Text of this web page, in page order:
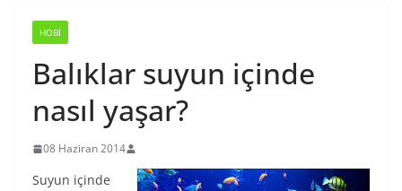
HOBI
Balıklar suyun içinde
nasıl yaşar?
08 Haziran 2014
Suyun içinde